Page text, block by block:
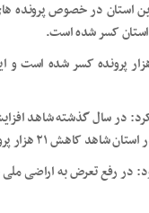
استان کسر شده است.
هزار پرونده رسوبی بودیم.
در رفع تعرض به اراضی